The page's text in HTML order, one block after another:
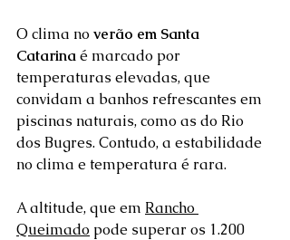
O clima no verão em Santa
Catarina é marcado por
temperaturas elevadas, que
convidam a banhos refrescantes em
piscinas naturais, como as do Rio
dos Bugres. Contudo, a estabilidade
no clima e temperatura é rara.
A altitude, que em Rancho
Queimado pode superar os 1.200